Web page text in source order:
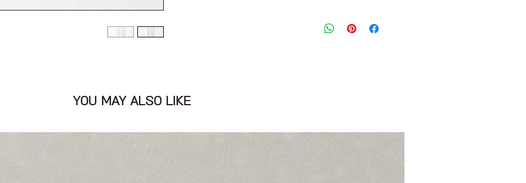
מידה מצויינת: S
YOU MAY ALSO LIKE